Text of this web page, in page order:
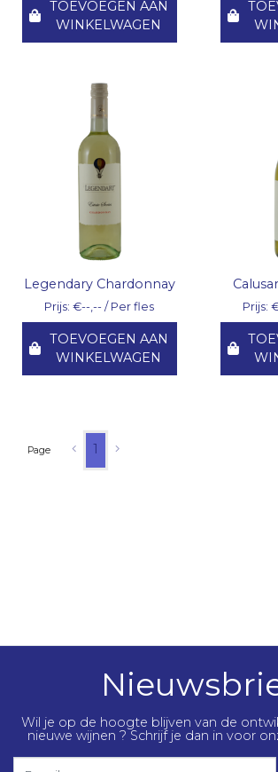
TOEVOEGEN AAN
WINKELWAGEN
Legendary Chardonnay
Prijs: €--,-- / Per fles
TOEVOEGEN AAN
WINKELWAGEN
Prijs:
Page 1
Wil je op de hoogte blijven van de
nieuwe wijnen ? Schrijf je dan in voor